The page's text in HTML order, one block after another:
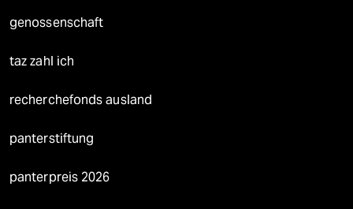
genossenschaft
taz zahl ich
recherchefonds ausland
panterstiftung
panterpreis 2026